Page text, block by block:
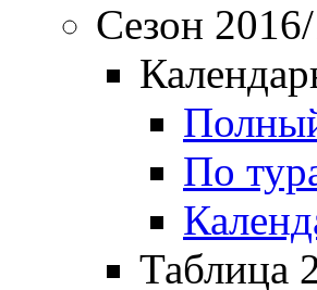
Сезон
По
Таблица